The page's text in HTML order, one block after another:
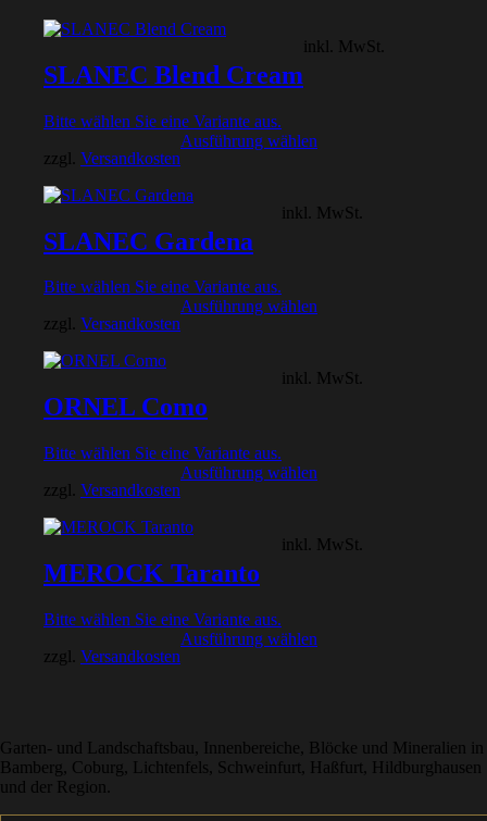
SLANEC Blend Cream
Bitte wählen Sie eine Variante aus.
inkl. MwSt.
zzgl. Versandkosten
Ausführung wählen
SLANEC Gardena
Bitte wählen Sie eine Variante aus.
inkl. MwSt.
zzgl. Versandkosten
Ausführung wählen
ORNEL Como
Bitte wählen Sie eine Variante aus.
inkl. MwSt.
zzgl. Versandkosten
Ausführung wählen
MEROCK Taranto
Bitte wählen Sie eine Variante aus.
inkl. MwSt.
zzgl. Versandkosten
Ausführung wählen
Garten- und Landschaftsbau, Innenbereiche, Blöcke und Mineralien in
Bamberg, Coburg, Lichtenfels, Schweinfurt, Haßfurt, Hildburghausen
und der Region.